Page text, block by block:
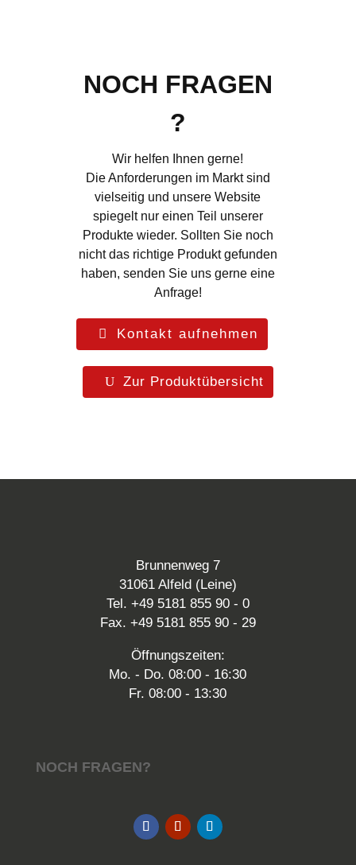
NOCH FRAGEN
?
Wir helfen Ihnen gerne!
Die Anforderungen im Markt sind
vielseitig und unsere Website
spiegelt nur einen Teil unserer
Produkte wieder. Sollten Sie noch
nicht das richtige Produkt gefunden
haben, senden Sie uns gerne eine
Anfrage!
Kontakt aufnehmen
Zur Produktübersicht
Brunnenweg 7
31061 Alfeld (Leine)
Tel. +49 5181 855 90 - 0
Fax. +49 5181 855 90 - 29
Öffnungszeiten:
Mo. - Do. 08:00 - 16:30
Fr. 08:00 - 13:30
NOCH FRAGEN?